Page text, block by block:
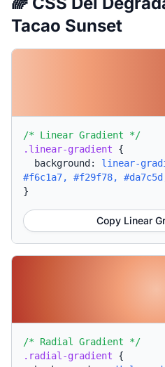
Tacao Sunset
/* Linear Gradient */
.linear-gradient {
background: linear-
#f6c1a7, #f29f78,
}
Copy Linear
/* Radial Gradient */
.radial-gradient {